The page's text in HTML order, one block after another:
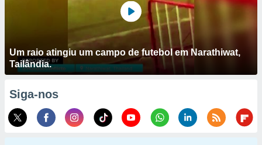
Um raio atingiu um campo de futebol em Narathiwat,
Tailândia.
Siga-nos